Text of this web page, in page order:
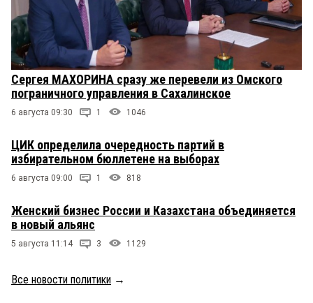
Сергея МАХОРИНА сразу же перевели из Омского
пограничного управления в Сахалинское
6 августа 09:30 1 1046
ЦИК определила очередность партий в
избирательном бюллетене на выборах
6 августа 09:00 1 818
Женский бизнес России и Казахстана объединяется
в новый альянс
5 августа 11:14 3 1129
Все новости политики →